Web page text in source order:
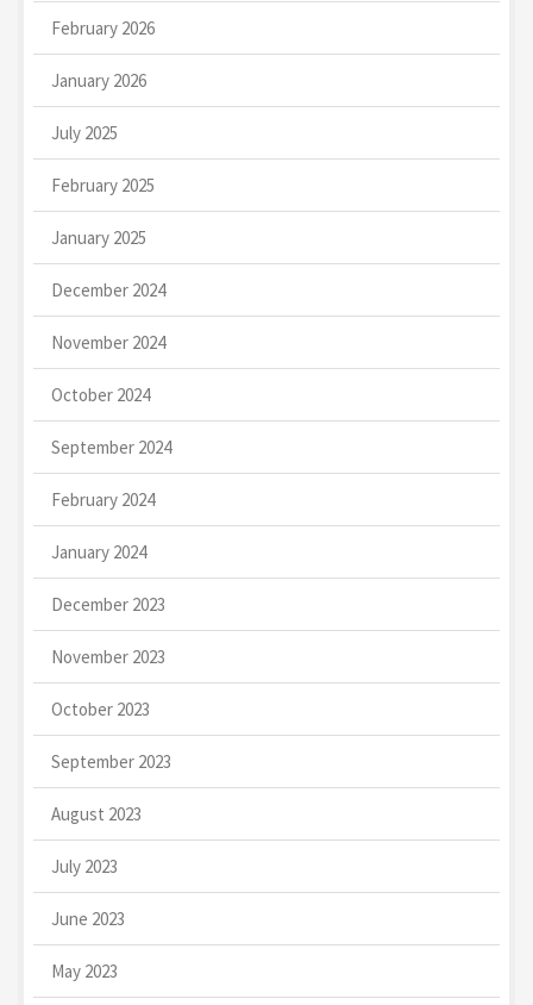
February 2026
January 2026
July 2025
February 2025
January 2025
December 2024
November 2024
October 2024
September 2024
February 2024
January 2024
December 2023
November 2023
October 2023
September 2023
August 2023
July 2023
June 2023
May 2023